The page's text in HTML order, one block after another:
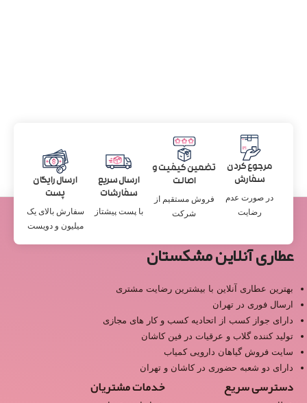
مرجوع کردن
سفارش
در صورت عدم
رضایت
تضمین کیفیت و
اصالت
فروش مستقیم از
شرکت
ارسال سریع
سفارشات
با پست پیشتاز
ارسال رایگان
پست
سفارش بالای یک
میلیون و دویست
عطاری آنلاین مشکستان
بهترین عطاری آنلاین با بیشترین رضایت مشتری
ارسال فوری در تهران
دارای جواز کسب از اتحادیه کسب و کار های مجازی
تولید کننده گلاب و عرقیات در فین کاشان
سایت فروش گیاهان دارویی کمیاب
دارای دو شعبه حضوری در کاشان و تهران
دسترسی سریع خدمات مشتریان